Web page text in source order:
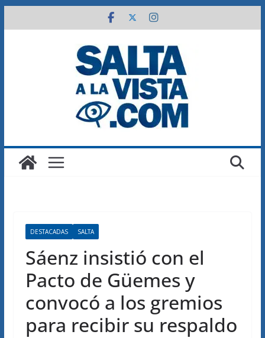
al
DESTACADAS SALTA
Sáenz insistió con el
Pacto de Güemes y
convocó a los gremios
para recibir su respaldo